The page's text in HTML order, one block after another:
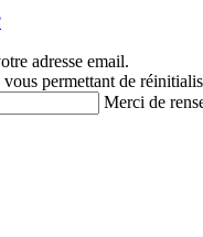
adresse email.
permettant de
Merci de